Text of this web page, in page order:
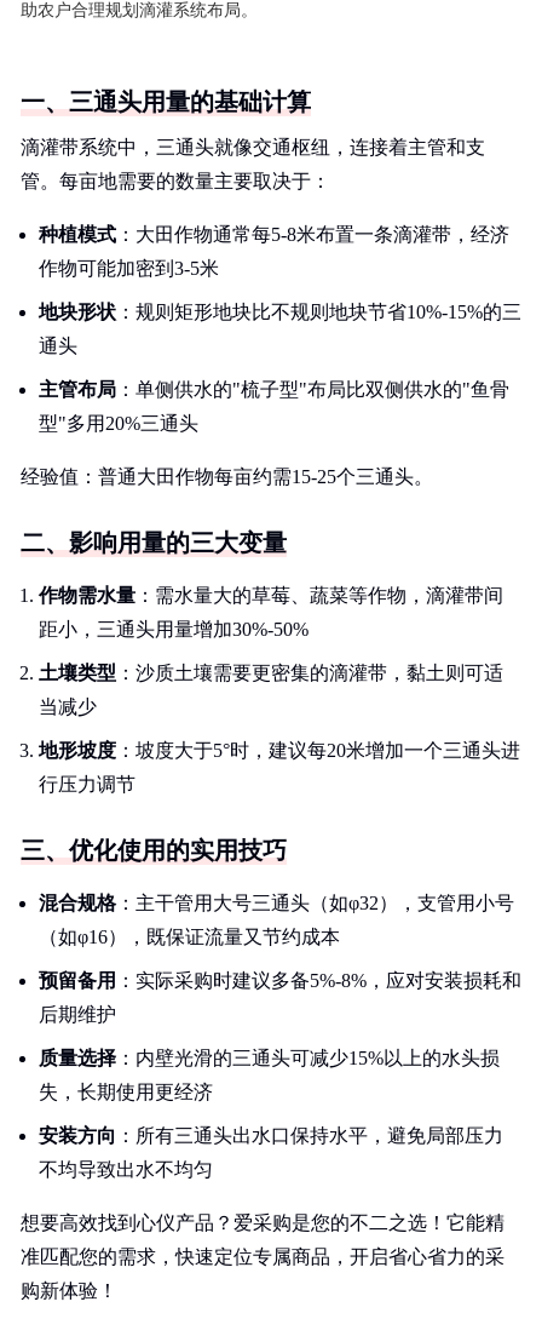
助农户合理规划滴灌系统布局。
一、三通头用量的基础计算
滴灌带系统中，三通头就像交通枢纽，连接着主管和支
管。每亩地需要的数量主要取决于：
种植模式 ：大田作物通常每5-8米布置一条滴灌带，经济
作物可能加密到3-5米
地块形状 ：规则矩形地块比不规则地块节省10%-15%的三
通头
主管布局 ：单侧供水的"梳子型"布局比双侧供水的"鱼骨
型"多用20%三通头
经验值：普通大田作物每亩约需15-25个三通头。
二、影响用量的三大变量
作物需水量 ：需水量大的草莓、蔬菜等作物，滴灌带间
距小，三通头用量增加30%-50%
土壤类型 ：沙质土壤需要更密集的滴灌带，黏土则可适
当减少
地形坡度 ：坡度大于5°时，建议每20米增加一个三通头进
行压力调节
三、优化使用的实用技巧
混合规格：主干管用大号三通头（如φ32），支管用小号
（如φ16），既保证流量又节约成本
预留备用 ：实际采购时建议多备5%-8%，应对安装损耗和
后期维护
质量选择 ：内壁光滑的三通头可减少15%以上的水头损
失，长期使用更经济
安装方向 ：所有三通头出水口保持水平，避免局部压力
不均导致出水不均匀
想要高效找到心仪产品？爱采购是您的不二之选！它能精
准匹配您的需求，快速定位专属商品，开启省心省力的采
购新体验！